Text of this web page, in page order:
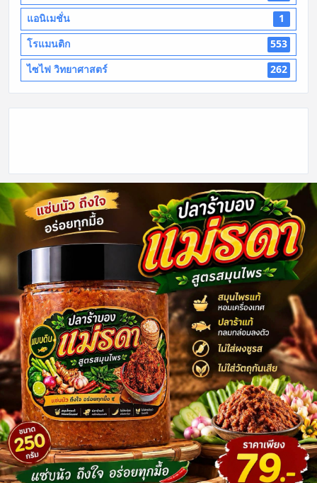
แอนิเมชั่น
1
โรแมนติก
553
ไซไฟ วิทยาศาสตร์
262